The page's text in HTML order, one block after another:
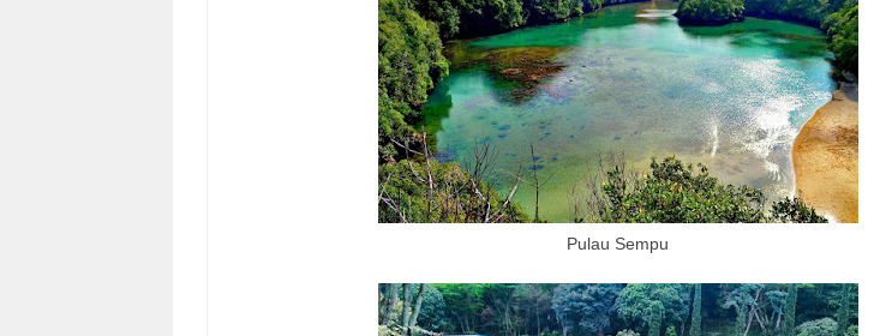
Pulau Sempu